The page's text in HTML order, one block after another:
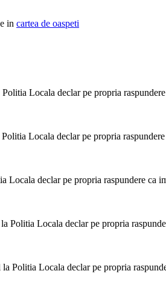
in cartea de oaspeti
Locala declar pe propria
Locala declar pe propria
Locala declar pe propria raspundere ca
Politia Locala declar pe propria
Politia Locala declar pe propria